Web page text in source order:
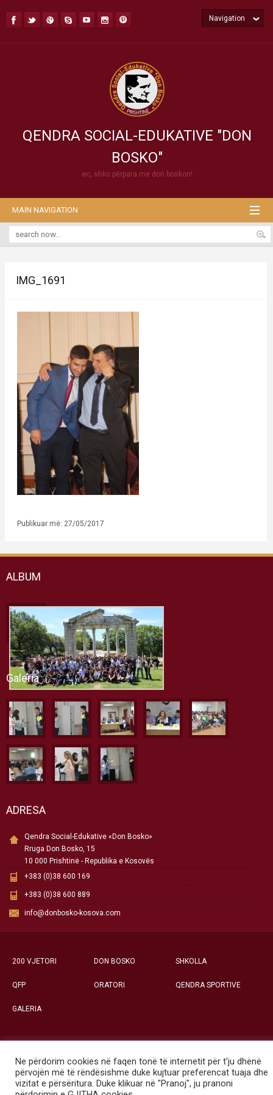
QENDRA SOCIAL-EDUKATIVE "DON
BOSKO"
ec, shko përpara me don boskon!
Navigation
MAIN NAVIGATION
IMG_1691
Publikuar më: 27/05/2017
ALBUM
Galeria
ADRESA
Qendra Social-Edukative «Don Bosko»
Rruga Don Bosko, 15
10 000 Prishtinë - Republika e Kosovës
+383 (0)38 600 169
+383 (0)38 600 889
info@donbosko-kosova.com
200 VJETORI DON BOSKO SHKOLLA
QFP ORATORI QENDRA SPORTIVE
GALERIA
Të gjitha të drejtat e rezervuara ©
Qendra Social-Edukative «Don Bosko» - Prishtinë
Ne përdorim cookies në faqen tonë të internetit për t'ju dhënë
përvojën më të rëndësishme duke kujtuar preferencat tuaja dhe
vizitat e përsëritura. Duke klikuar në "Pranoj", ju pranoni